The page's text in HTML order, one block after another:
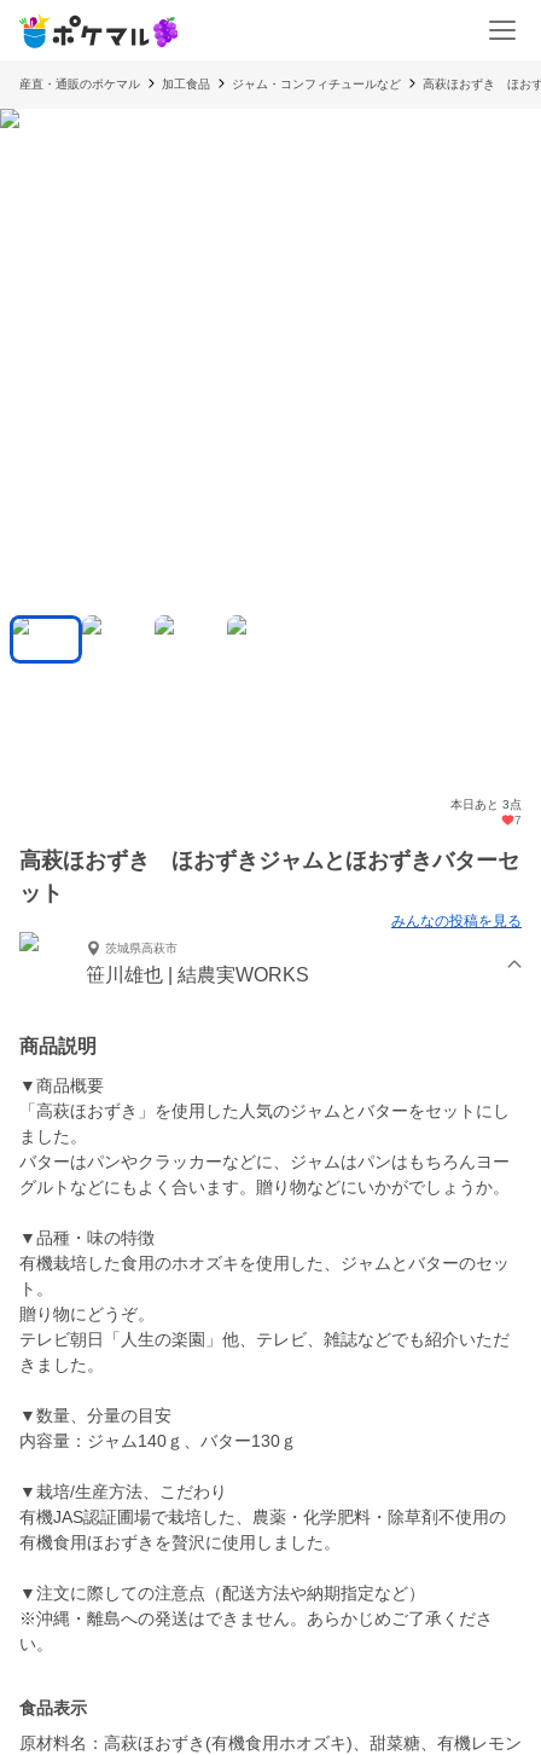
産直・通販のポケマル 加工食品 ジャム・コンフィチュールなど 高萩ほおずき ほお
本日あと 3点
7
高萩ほおずき ほおずきジャムとほおずきバターセ
ット
みんなの投稿を見る
茨城県高萩市
笹川雄也 | 結農実WORKS
商品説明
▼商品概要
「高萩ほおずき」を使用した人気のジャムとバターをセットにし
ました。
バターはパンやクラッカーなどに、ジャムはパンはもちろんヨー
グルトなどにもよく合います。贈り物などにいかがでしょうか。
▼品種・味の特徴
有機栽培した食用のホオズキを使用した、ジャムとバターのセッ
ト。
贈り物にどうぞ。
テレビ朝日「人生の楽園」他、テレビ、雑誌などでも紹介いただ
きました。
▼数量、分量の目安
内容量：ジャム140ｇ、バター130ｇ
▼栽培/生産方法、こだわり
有機JAS認証圃場で栽培した、農薬・化学肥料・除草剤不使用の
有機食用ほおずきを贅沢に使用しました。
▼注文に際しての注意点（配送方法や納期指定など）
※沖縄・離島への発送はできません。あらかじめご了承くださ
い。
食品表示
原材料名：高萩ほおずき(有機食用ホオズキ)、甜菜糖、有機レモン